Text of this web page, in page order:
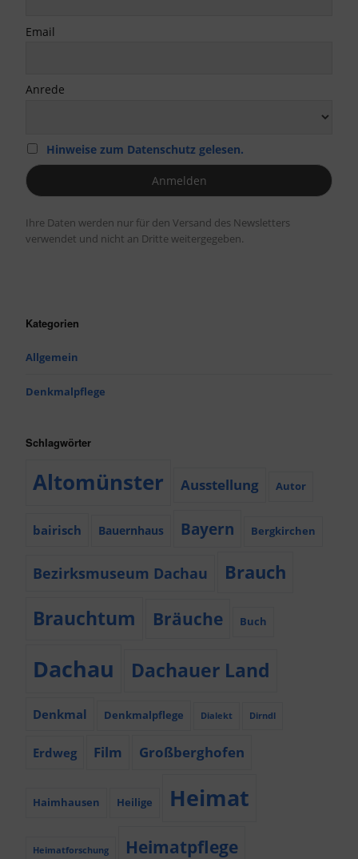
Email
Anrede
Hinweise zum Datenschutz gelesen.
Ihre Daten werden nur für den Versand des Newsletters
verwendet und nicht an Dritte weitergegeben.
Kategorien
Allgemein
Denkmalpflege
Schlagwörter
Altomünster Ausstellung Autor
bairisch Bauernhaus Bayern Bergkirchen
Bezirksmuseum Dachau Brauch
Brauchtum Bräuche Buch
Dachau Dachauer Land
Denkmal Denkmalpflege Dialekt Dirndl
Erdweg Film Großberghofen
Haimhausen Heilige Heimat
Heimatforschung Heimatpflege